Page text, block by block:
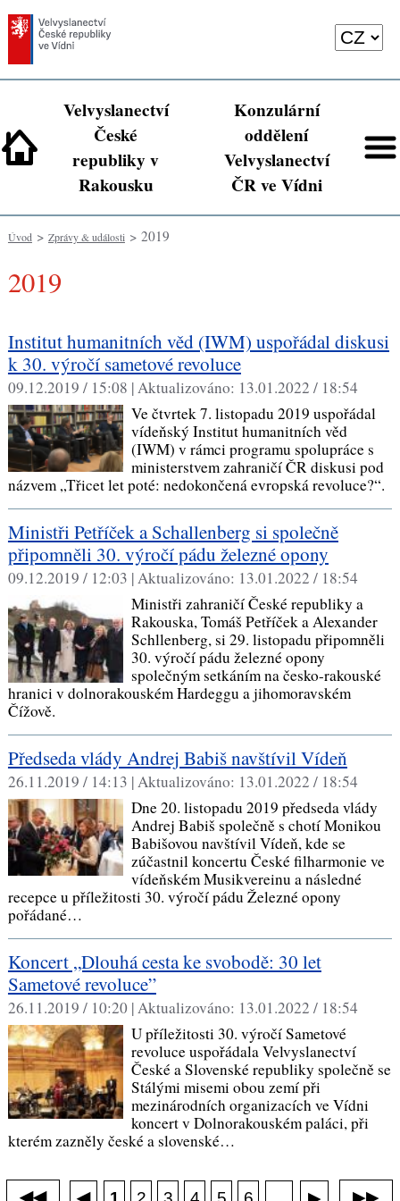
Velvyslanectví
České
republiky v
Rakousku
Konzulární
oddělení
Velvyslanectví
ČR ve Vídni
Úvod> Zprávy & události> 2019
2019
Institut humanitních věd (IWM) uspořádal diskusi
k 30. výročí sametové revoluce
09.12.2019 / 15:08 |Aktualizováno: 13.01.2022 / 18:54
Ve čtvrtek 7. listopadu 2019 uspořádal
vídeňský Institut humanitních věd
(IWM) v rámci programu spolupráce s
ministerstvem zahraničí ČR diskusi pod
názvem „Třicet let poté: nedokončená evropská revoluce?“.
Ministři Petříček a Schallenberg si společně
připomněli 30. výročí pádu železné opony
09.12.2019 / 12:03 |Aktualizováno: 13.01.2022 / 18:54
Ministři zahraničí České republiky a
Rakouska, Tomáš Petříček a Alexander
Schllenberg, si 29. listopadu připomněli
30. výročí pádu železné opony
společným setkáním na česko-rakouské
hranici v dolnorakouském Hardeggu a jihomoravském
Čížově.
Předseda vlády Andrej Babiš navštívil Vídeň
26.11.2019 / 14:13 |Aktualizováno: 13.01.2022 / 18:54
Dne 20. listopadu 2019 předseda vlády
Andrej Babiš společně s chotí Monikou
Babišovou navštívil Vídeň, kde se
zúčastnil koncertu České filharmonie ve
vídeňském Musikvereinu a následné
recepce u příležitosti 30. výročí pádu Železné opony
pořádané…
Koncert „Dlouhá cesta ke svobodě: 30 let
Sametové revoluce”
26.11.2019 / 10:20 |Aktualizováno: 13.01.2022 / 18:54
U příležitosti 30. výročí Sametové
revoluce uspořádala Velvyslanectví
České a Slovenské republiky společně se
Stálými misemi obou zemí při
mezinárodních organizacích ve Vídni
koncert v Dolnorakouském paláci, při
kterém zazněly české a slovenské…
◀◀